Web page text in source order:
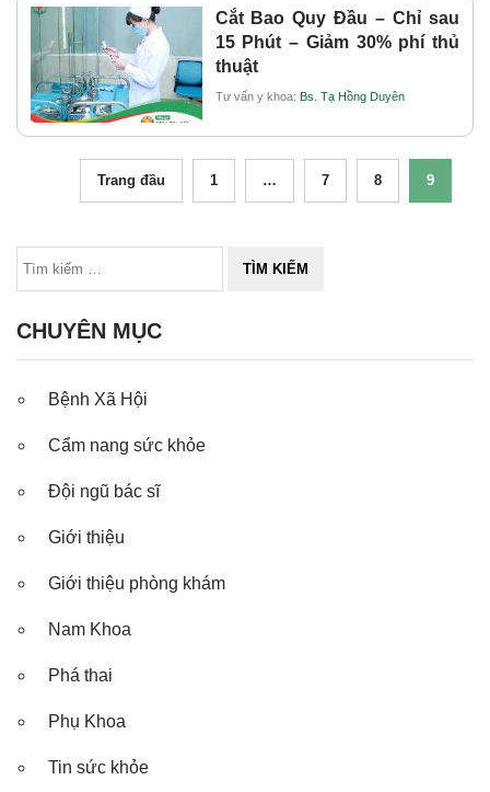
Cắt Bao Quy Đầu – Chỉ sau
15 Phút – Giảm 30% phí thủ
thuật
Tư vấn y khoa: Bs. Tạ Hồng Duyên
Trang đầu 1 … 7 8 9
CHUYÊN MỤC
Bệnh Xã Hội
Cẩm nang sức khỏe
Đội ngũ bác sĩ
Giới thiệu
Giới thiệu phòng khám
Nam Khoa
Phá thai
Phụ Khoa
Tin sức khỏe